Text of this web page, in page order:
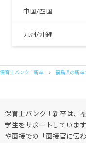
中国/四国
九州/沖縄
保育士バンク！新卒 福島県の新卒
保育士バンク！新卒は、
学生をサポートしていま
や面接での「面接官に伝